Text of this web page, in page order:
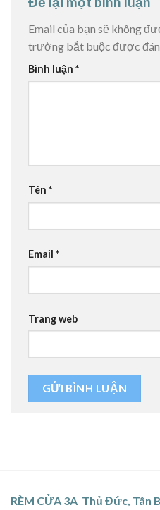
Email của bạn sẽ không
trường bắt buộc được
Bình luận *
Tên *
Email *
Trang web
RÈM CỬA 3A Thủ Đức, Tân